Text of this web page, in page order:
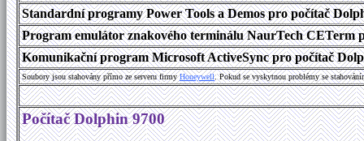
Standardní programy Power Tools a Demos pro počítač
Program emulátor znakového terminálu NaurTech CETerm
Komunikační program Microsoft ActiveSync pro počítač
Soubory jsou stahovány přímo ze serveru firmyHoneywell. Pokud se vyskytnou problémy se
Počítač Dolphin 9700